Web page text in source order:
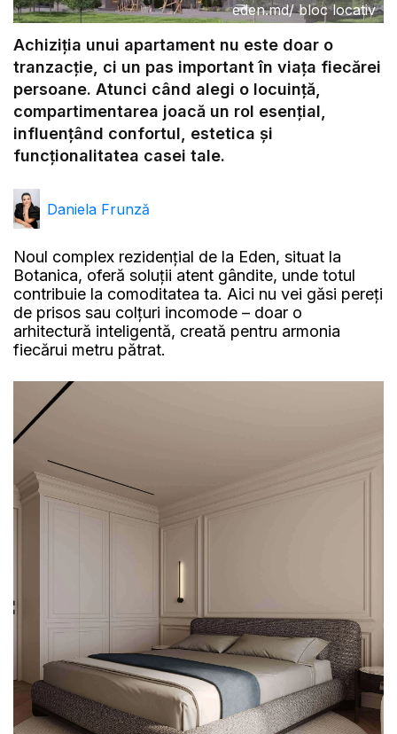
eden.md/bloc locativ
Achiziția unui apartament nu este doar o
tranzacție, ci un pas important în viața fiecărei
persoane. Atunci când alegi o locuință,
compartimentarea joacă un rol esențial,
influențând confortul, estetica și
funcționalitatea casei tale.
Daniela Frunză
Noul complex rezidențial de la Eden, situat la
Botanica, oferă soluții atent gândite, unde totul
contribuie la comoditatea ta. Aici nu vei găsi pereți
de prisos sau colțuri incomode – doar o
arhitectură inteligentă, creată pentru armonia
fiecărui metru pătrat.